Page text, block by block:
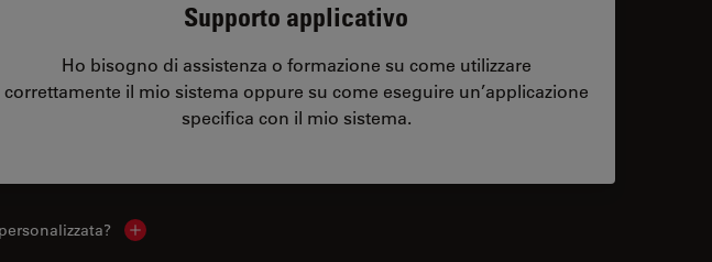
Supporto applicativo
Ho bisogno di assistenza o formazione su come utilizzare
correttamente il mio sistema oppure su come eseguire un’applicazione
specifica con il mio sistema.
Show local contacts